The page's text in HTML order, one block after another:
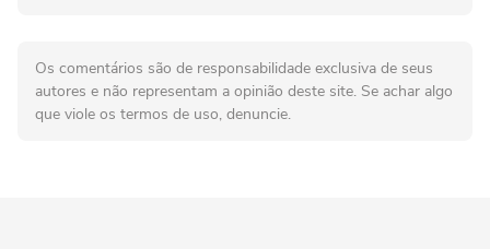
Os comentários são de responsabilidade exclusiva de seus
autores e não representam a opinião deste site. Se achar algo
que viole os termos de uso, denuncie.